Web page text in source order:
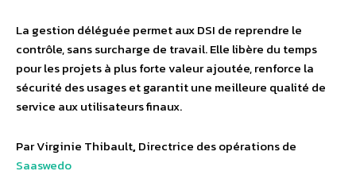
La gestion déléguée permet aux DSI de reprendre le
contrôle, sans surcharge de travail. Elle libère du temps
pour les projets à plus forte valeur ajoutée, renforce la
sécurité des usages et garantit une meilleure qualité de
service aux utilisateurs finaux.
Par Virginie Thibault,Directrice des opérations de
Saaswedo